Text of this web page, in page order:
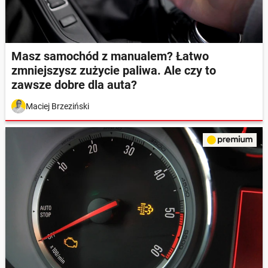
Masz samochód z manualem? Łatwo
zmniejszysz zużycie paliwa. Ale czy to
zawsze dobre dla auta?
Maciej Brzeziński